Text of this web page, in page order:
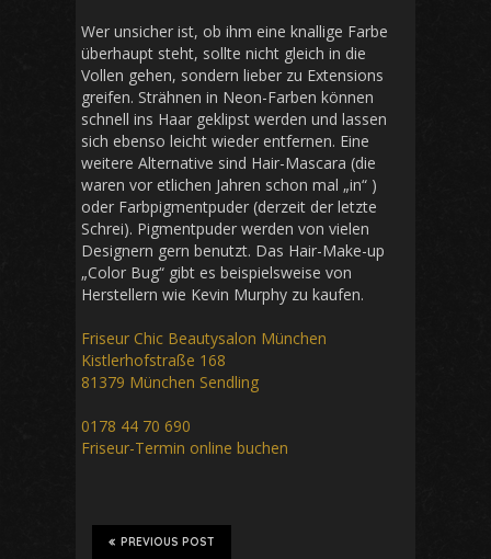
Wer unsicher ist, ob ihm eine knallige Farbe
überhaupt steht, sollte nicht gleich in die
Vollen gehen, sondern lieber zu Extensions
greifen. Strähnen in Neon-Farben können
schnell ins Haar geklipst werden und lassen
sich ebenso leicht wieder entfernen. Eine
weitere Alternative sind Hair-Mascara (die
waren vor etlichen Jahren schon mal „in“ )
oder Farbpigmentpuder (derzeit der letzte
Schrei). Pigmentpuder werden von vielen
Designern gern benutzt. Das Hair-Make-up
„Color Bug“ gibt es beispielsweise von
Herstellern wie Kevin Murphy zu kaufen.
Friseur Chic Beautysalon München
Kistlerhofstraße 168
81379 München Sendling
0178 44 70 690
Friseur-Termin online buchen
PREVIOUS POST